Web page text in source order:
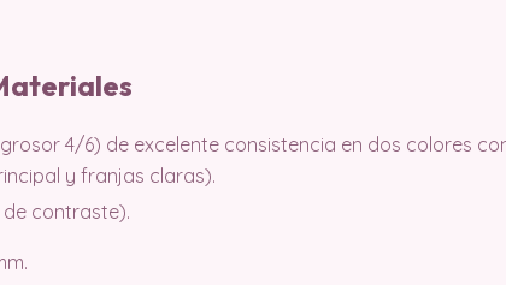
4/6) de excelente consistencia en dos colores
y franjas claras).
contraste).